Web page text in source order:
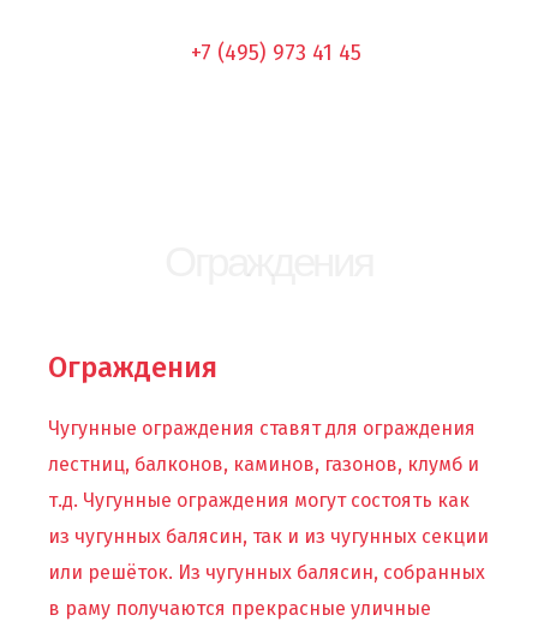
+7 (495) 973 41 45
Ограждения
Ограждения
Чугунные ограждения ставят для ограждения
лестниц, балконов, каминов, газонов, клумб и
т.д. Чугунные ограждения могут состоять как
из чугунных балясин, так и из чугунных секции
или решёток. Из чугунных балясин, собранных
в раму получаются прекрасные уличные